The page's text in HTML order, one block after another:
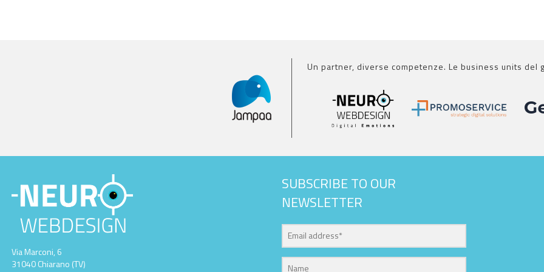
Un partner, diverse competenze. Le business units del
Via Marconi, 6
31040 Chiarano (TV)
SUBSCRIBE TO OUR
NEWSLETTER